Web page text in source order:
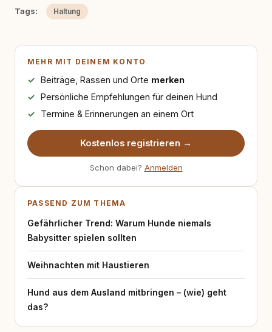
Tags: Haltung
MEHR MIT DEINEM KONTO
Beiträge, Rassen und Orte merken
Persönliche Empfehlungen für deinen Hund
Termine & Erinnerungen an einem Ort
Kostenlos registrieren →
Schon dabei? Anmelden
PASSEND ZUM THEMA
Gefährlicher Trend: Warum Hunde niemals
Babysitter spielen sollten
Weihnachten mit Haustieren
Hund aus dem Ausland mitbringen – (wie) geht
das?